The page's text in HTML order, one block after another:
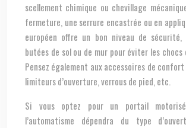
scellement chimique ou chevillage
fermeture, une serrure encastrée ou en
européen offre un bon niveau de sécurité,
butées de sol ou de mur pour éviter les chocs
Pensez également aux accessoires de
limiteurs d’ouverture, verrous de pied, etc.
Si vous optez pour un portail
l’automatisme dépendra du type